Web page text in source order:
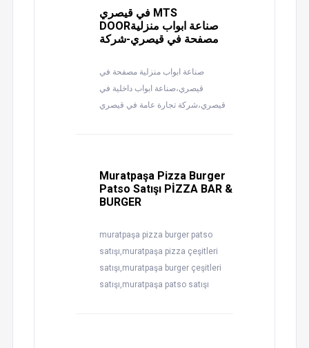
في قيصري MTS
DOORصناعة ابواب منزلية
مصفحة في قيصري-شركة
صناعة ابواب منزلية مصفحة في
قيصري،صناعة ابواب داخلية في
قيصري،شركة تجارة عامة في قيصري
Muratpaşa Pizza Burger
Patso Satışı PİZZA BAR &
BURGER
muratpaşa pizza burger patso
satışı,muratpaşa pizza çeşitleri
satışı,muratpaşa burger çeşitleri
satışı,muratpaşa patso satışı